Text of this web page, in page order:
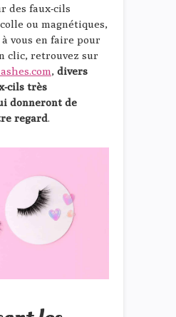
des faux-cils
ou magnétiques,
à vous en faire pour
clic, retrouvez sur
, divers
cils très
donneront de
regard.